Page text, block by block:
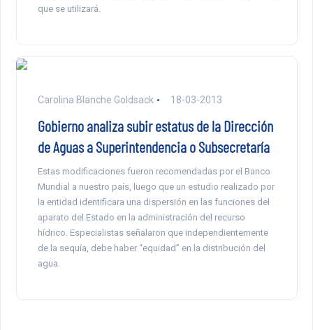
que se utilizará.
Carolina Blanche Goldsack 18-03-2013
Gobierno analiza subir estatus de la Dirección
de Aguas a Superintendencia o Subsecretaría
Estas modificaciones fueron recomendadas por el Banco
Mundial a nuestro país, luego que un estudio realizado por
la entidad identificara una dispersión en las funciones del
aparato del Estado en la administración del recurso
hídrico. Especialistas señalaron que independientemente
de la sequía, debe haber “equidad” en la distribución del
agua.